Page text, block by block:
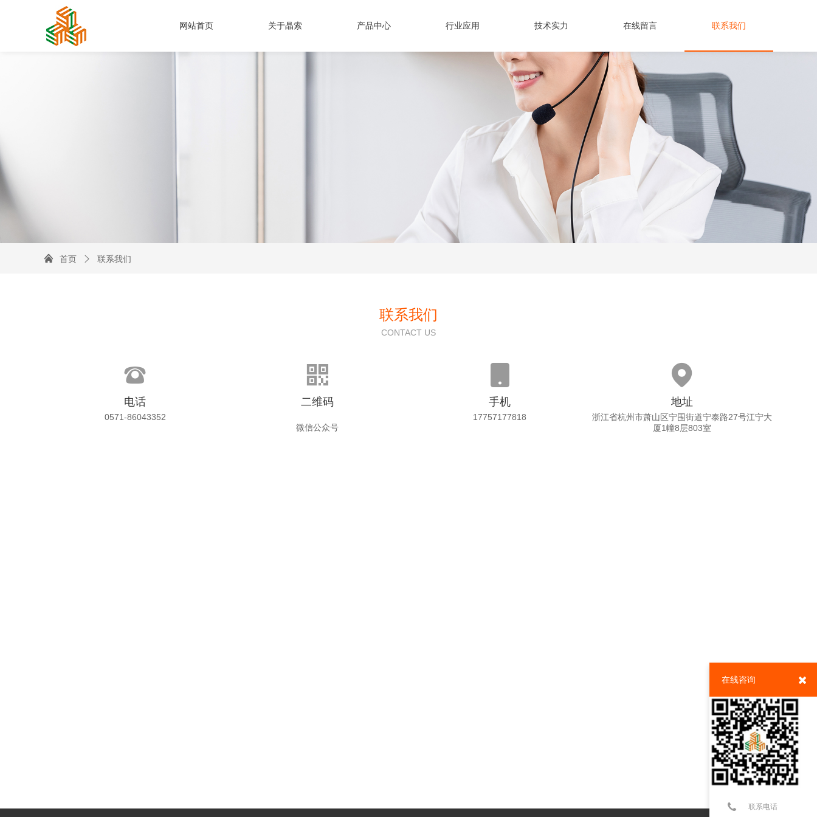
网站首页 关于晶索 产品中心 行业应用 技术实力 在线留言 联系我们
 首页  联系我们
联系我们
CONTACT US

电话
0571-86043352

二维码
微信公众号

手机
17757177818

地址
浙江省杭州市萧山区宁围街道宁泰路27号江宁大
厦1幢8层803室
在线咨询
联系电话